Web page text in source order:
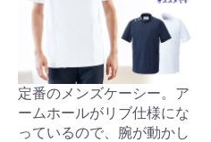
定番のメンズケーシー。ア
ームホールがリブ仕様にな
っているので、腕が動かし